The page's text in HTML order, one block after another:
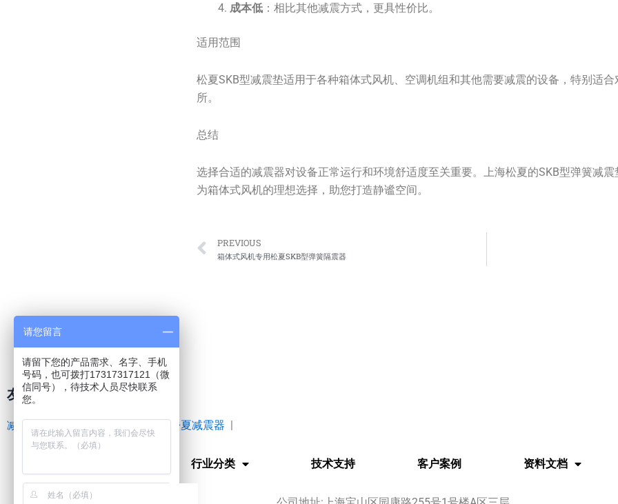
成本低：相比其他减震方式，更具性价比。
适用范围
松夏SKB型减震垫适用于各种箱体式风机、空调机组和其他需要减震的设备，特别适
所。
总结
选择合适的减震器对设备正常运行和环境舒适度至关重要。上海松夏的SKB型弹簧减
为箱体式风机的理想选择，助您打造静谧空间。
Prev
PREVIOUS
箱体式风机专用松夏SKB型弹簧隔震器
友情链接
减震器 松夏减震器 |
行业分类 技术支持 客户案例 资料文档
请您留言
请留下您的产品需求、名字、手机
号码，也可拨打17317317121（微
信同号），待技术人员尽快联系
您。